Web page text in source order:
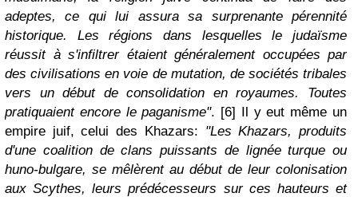
adeptes, ce qui lui assura sa surprenante pérennité
historique. Les régions dans lesquelles le judaïsme
réussit à s'infiltrer étaient généralement occupées par
des civilisations en voie de mutation, de sociétés tribales
vers un début de consolidation en royaumes. Toutes
pratiquaient encore le paganisme". [6] Il y eut même un
empire juif, celui des Khazars: "Les Khazars, produits
d'une coalition de clans puissants de lignée turque ou
huno-bulgare, se mêlèrent au début de leur colonisation
aux Scythes, leurs prédécesseurs sur ces hauteurs et